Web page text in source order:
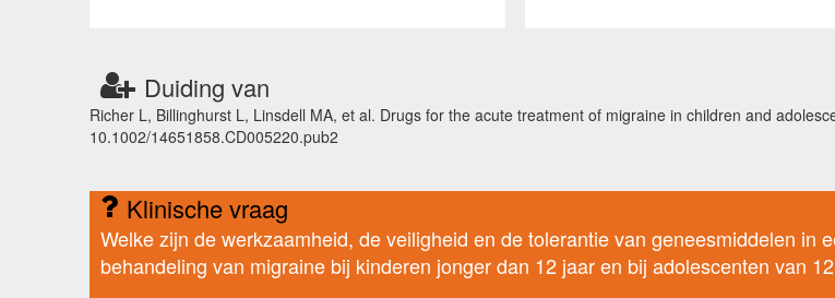
Duiding van
Richer L, Billinghurst L, Linsdell MA, et al. Drugs for the acute treatment of migraine in children and
10.1002/14651858.CD005220.pub2
Klinische vraag
Welke zijn de werkzaamheid, de veiligheid en de tolerantie van geneesmiddelen in
behandeling van migraine bij kinderen jonger dan 12 jaar en bij adolescenten van